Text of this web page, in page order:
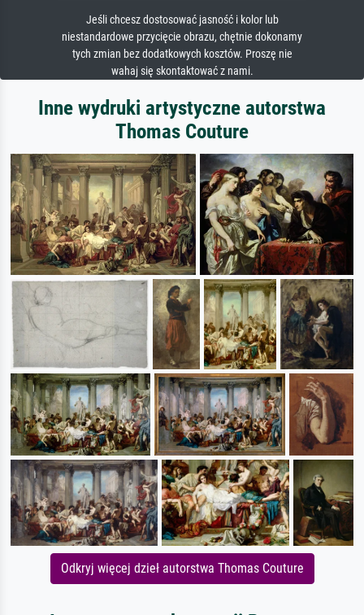
Jeśli chcesz dostosować jasność i kolor lub
niestandardowe przycięcie obrazu, chętnie dokonamy
tych zmian bez dodatkowych kosztów. Proszę nie
wahaj się skontaktować z nami.
Inne wydruki artystyczne autorstwa
Thomas Couture
Odkryj więcej dzieł autorstwa Thomas Couture